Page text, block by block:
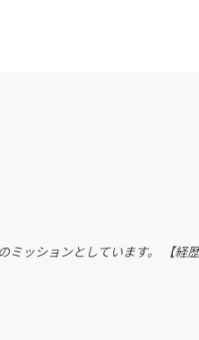
ファッション
ッションとしています。 【経